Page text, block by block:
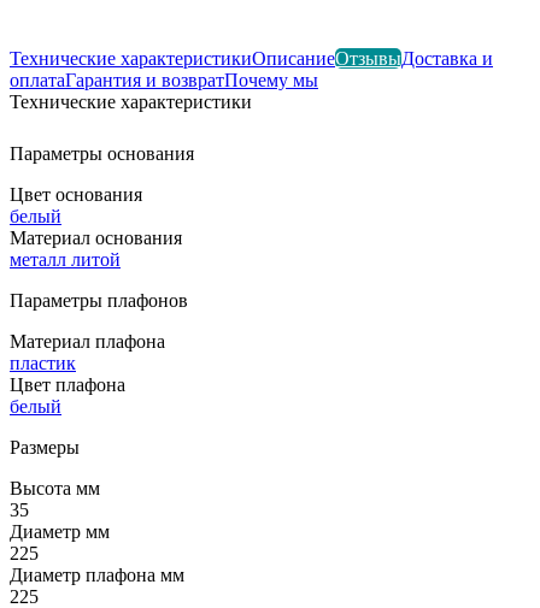
Технические характеристикиОписаниеОтзывыДоставка и
оплатаГарантия и возвратПочему мы
Технические характеристики
Параметры основания
Цвет основания
белый
Материал основания
металл литой
Параметры плафонов
Материал плафона
пластик
Цвет плафона
белый
Размеры
Высота мм
35
Диаметр мм
225
Диаметр плафона мм
225